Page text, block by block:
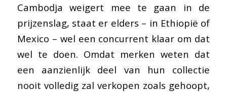
Cambodja weigert mee te gaan in de
prijzenslag, staat er elders – in Ethiopië of
Mexico – wel een concurrent klaar om dat
wel te doen. Omdat merken weten dat
een aanzienlijk deel van hun collectie
nooit volledig zal verkopen zoals gehoopt,